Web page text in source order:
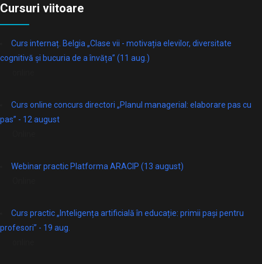
Cursuri viitoare
Curs internaț. Belgia „Clase vii - motivația elevilor, diversitate
cognitivă și bucuria de a învăța” (11 aug.)
Curs online concurs directori „Planul managerial: elaborare pas cu
pas” - 12 august
Webinar practic Platforma ARACIP (13 august)
Curs practic „Inteligența artificială în educație: primii pași pentru
profesori” - 19 aug.